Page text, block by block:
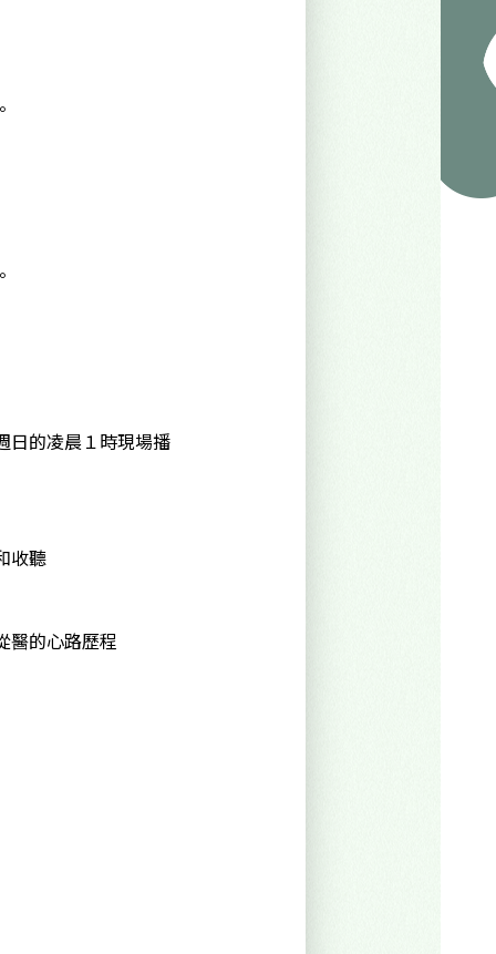
日的凌晨１時現場播
收聽
醫的心路歷程